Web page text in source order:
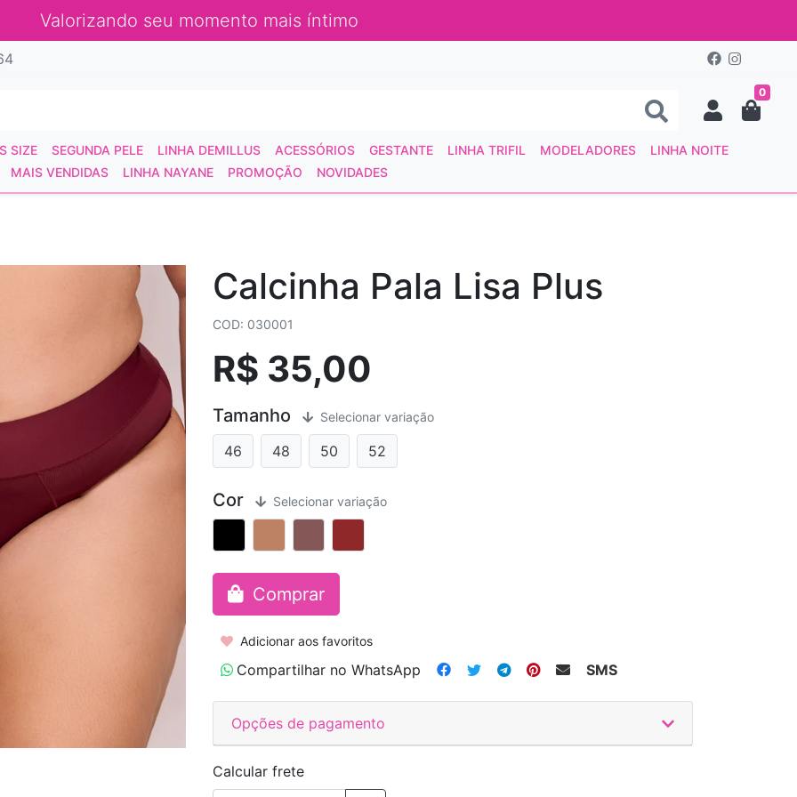
Valorizando seu momento mais íntimo
0
SIZE SEGUNDA PELE LINHA DEMILLUS ACESSÓRIOS GESTANTE LINHA TRIFIL MODELADORES
LINHA NOITE
MAIS VENDIDAS
LINHA NAYANE PROMOÇÃO NOVIDADES
Calcinha Pala Lisa Plus
COD: 030001
R$ 35,00
Tamanho Selecionar variação
46 48 50 52
Cor Selecionar variação
Comprar
Adicionar aos favoritos
Compartilhar no WhatsApp SMS
Opções de pagamento
Calcular frete